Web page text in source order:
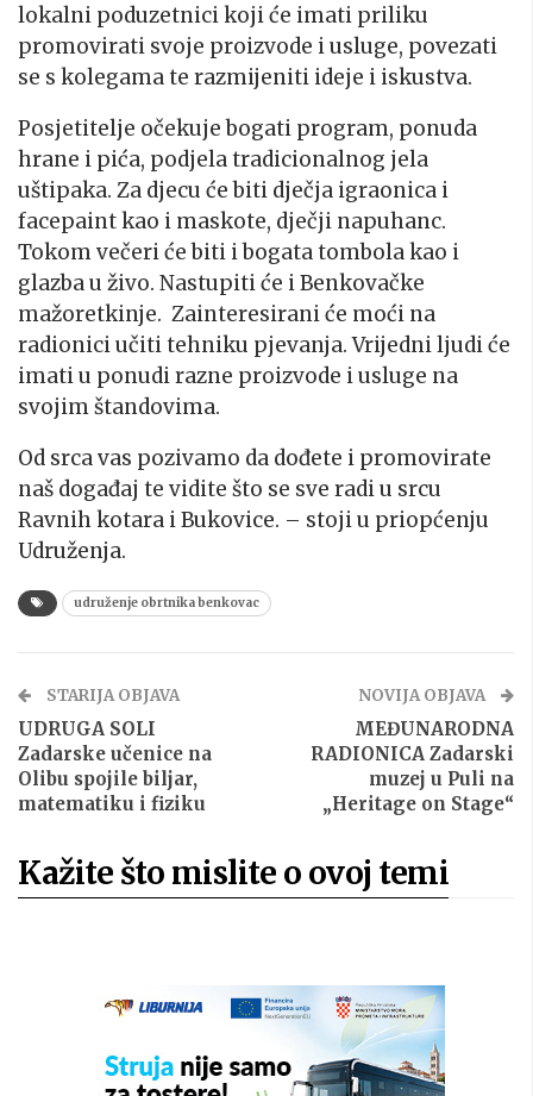
lokalni poduzetnici koji će imati priliku
promovirati svoje proizvode i usluge, povezati
se s kolegama te razmijeniti ideje i iskustva.
Posjetitelje očekuje bogati program, ponuda
hrane i pića, podjela tradicionalnog jela
uštipaka. Za djecu će biti dječja igraonica i
facepaint kao i maskote, dječji napuhanc.
Tokom večeri će biti i bogata tombola kao i
glazba u živo. Nastupiti će i Benkovačke
mažoretkinje. Zainteresirani će moći na
radionici učiti tehniku pjevanja. Vrijedni ljudi će
imati u ponudi razne proizvode i usluge na
svojim štandovima.
Od srca vas pozivamo da dođete i promovirate
naš događaj te vidite što se sve radi u srcu
Ravnih kotara i Bukovice. – stoji u priopćenju
Udruženja.
udruženje obrtnika benkovac
STARIJA OBJAVA
UDRUGA SOLI
Zadarske učenice na
Olibu spojile biljar,
matematiku i fiziku
NOVIJA OBJAVA
MEĐUNARODNA
RADIONICA Zadarski
muzej u Puli na
„Heritage on Stage“
Kažite što mislite o ovoj temi